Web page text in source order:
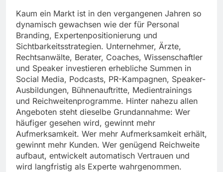
Kaum ein Markt ist in den vergangenen Jahren so
dynamisch gewachsen wie der für Personal
Branding, Expertenpositionierung und
Sichtbarkeitsstrategien. Unternehmer, Ärzte,
Rechtsanwälte, Berater, Coaches, Wissenschaftler
und Speaker investieren erhebliche Summen in
Social Media, Podcasts, PR-Kampagnen, Speaker-
Ausbildungen, Bühnenauftritte, Medientrainings
und Reichweitenprogramme. Hinter nahezu allen
Angeboten steht dieselbe Grundannahme: Wer
häufiger gesehen wird, gewinnt mehr
Aufmerksamkeit. Wer mehr Aufmerksamkeit erhält,
gewinnt mehr Kunden. Wer genügend Reichweite
aufbaut, entwickelt automatisch Vertrauen und
wird langfristig als Experte wahrgenommen.